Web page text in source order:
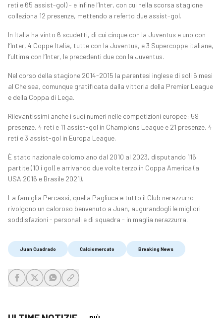
reti e 65 assist-gol) - e infine l’Inter, con cui nella scorsa stagione
colleziona 12 presenze, mettendo a referto due assist-gol.
In Italia ha vinto 6 scudetti, di cui cinque con la Juventus e uno con
l’Inter, 4 Coppe Italia, tutte con la Juventus, e 3 Supercoppe italiane,
l’ultima con l’Inter, le precedenti due con la Juventus.
Nel corso della stagione 2014-2015 la parentesi inglese di soli 6 mesi
al Chelsea, comunque gratificata dalla vittoria della Premier League
e della Coppa di Lega.
Rilevantissimi anche i suoi numeri nelle competizioni europee: 59
presenze, 4 reti e 11 assist-gol in Champions League e 21 presenze, 4
reti e 3 assist-gol in Europa League.
È stato nazionale colombiano dal 2010 al 2023, disputando 116
partite (10 i gol) e arrivando due volte terzo in Coppa America (a
USA 2016 e Brasile 2021).
La famiglia Percassi, quella Pagliuca e tutto il Club nerazzurro
rivolgono un caloroso benvenuto a Juan, augurandogli le migliori
soddisfazioni - personali e di squadra - in maglia nerazzurra.
Juan Cuadrado Calciomercato Breaking News